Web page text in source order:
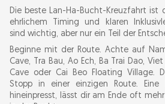
Die beste Lan-Ha-Bucht-Kreuzfahrt ist
ehrlichem Timing und klaren
sind wichtig, aber nur ein Teil der
Beginne mit der Route. Achte auf
Cave, Tra Bau, Ao Ech, Ba Trai Dao,
Cave oder Cai Beo Floating Village.
Stopp in einer einzigen Route.
hineinpresst, lässt dir am Ende oft